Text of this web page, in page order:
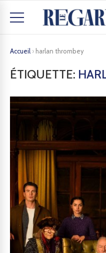
Accueil › harlan thrombey
ÉTIQUETTE: